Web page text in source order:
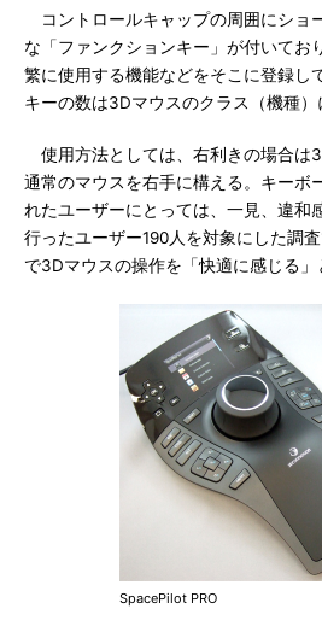
コントロールキャップの周囲にショ
な「ファンクションキー」が付いてお
繁に使用する機能などをそこに登録し
キーの数は3Dマウスのクラス（機種）
使用方法としては、右利きの場合は
通常のマウスを右手に構える。キーボ
れたユーザーにとっては、一見、違和
行ったユーザー190人を対象にした調
で3Dマウスの操作を「快適に感じる」
SpacePilot PRO